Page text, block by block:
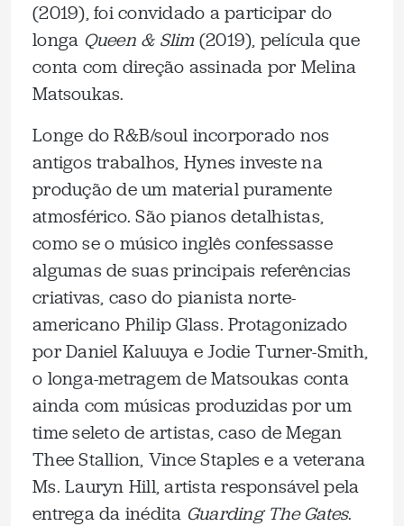
(2019), foi convidado a participar do
longa Queen & Slim (2019), película que
conta com direção assinada por Melina
Matsoukas.
Longe do R&B/soul incorporado nos
antigos trabalhos, Hynes investe na
produção de um material puramente
atmosférico. São pianos detalhistas,
como se o músico inglês confessasse
algumas de suas principais referências
criativas, caso do pianista norte-
americano Philip Glass. Protagonizado
por Daniel Kaluuya e Jodie Turner-Smith,
o longa-metragem de Matsoukas conta
ainda com músicas produzidas por um
time seleto de artistas, caso de Megan
Thee Stallion, Vince Staples e a veterana
Ms. Lauryn Hill, artista responsável pela
entrega da inédita Guarding The Gates.